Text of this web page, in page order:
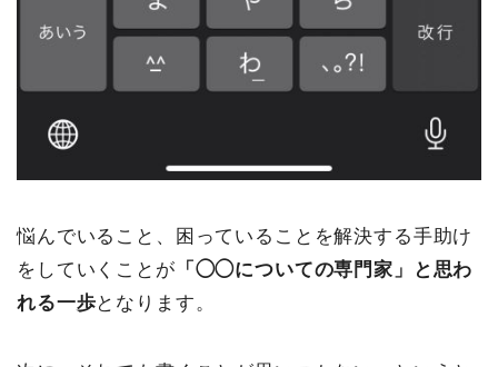
悩んでいること、困っていることを解決する手助け
をしていくことが 「◯◯についての専門家」と思わ
れる一歩となります。